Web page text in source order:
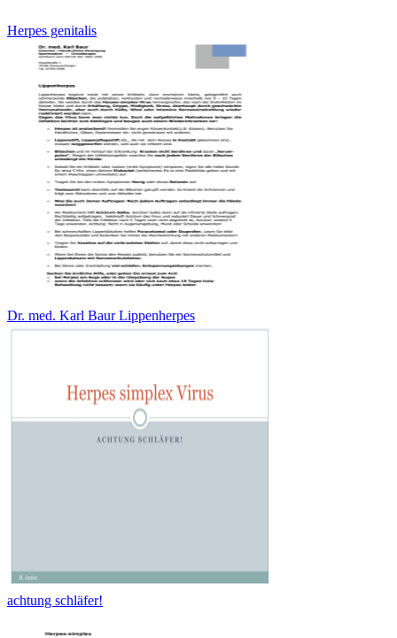
Herpes genitalis
Dr. med. Karl Baur Lippenherpes
achtung schläfer!